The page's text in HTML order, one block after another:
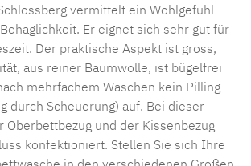
vermittelt ein Wohlgefühl
Er eignet sich sehr gut für
Der praktische Aspekt ist gross,
aus reiner Baumwolle, ist bügelfrei
mehrfachem Waschen kein Pilling
durch Scheuerung) auf. Bei dieser
Oberbettbezug und der Kissenbezug
konfektioniert. Stellen Sie sich Ihre